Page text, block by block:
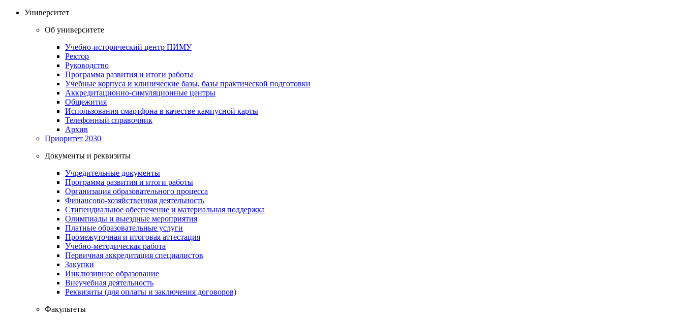
Университет
Об университете
Учебно-исторический центр ПИМУ
Ректор
Руководство
Программа развития и итоги работы
Учебные корпуса и клинические базы, базы практической подготовки
Аккредитационно-симуляционные центры
Общежития
Использования смартфона в качестве кампусной карты
Телефонный справочник
Архив
Приоритет 2030
Документы и реквизиты
Учредительные документы
Программа развития и итоги работы
Организация образовательного процесса
Финансово-хозяйственная деятельность
Стипендиальное обеспечение и материальная поддержка
Олимпиады и выездные мероприятия
Платные образовательные услуги
Промежуточная и итоговая аттестация
Учебно-методическая работа
Первичная аккредитация специалистов
Закупки
Инклюзивное образование
Внеучебная деятельность
Реквизиты (для оплаты и заключения договоров)
Факультеты